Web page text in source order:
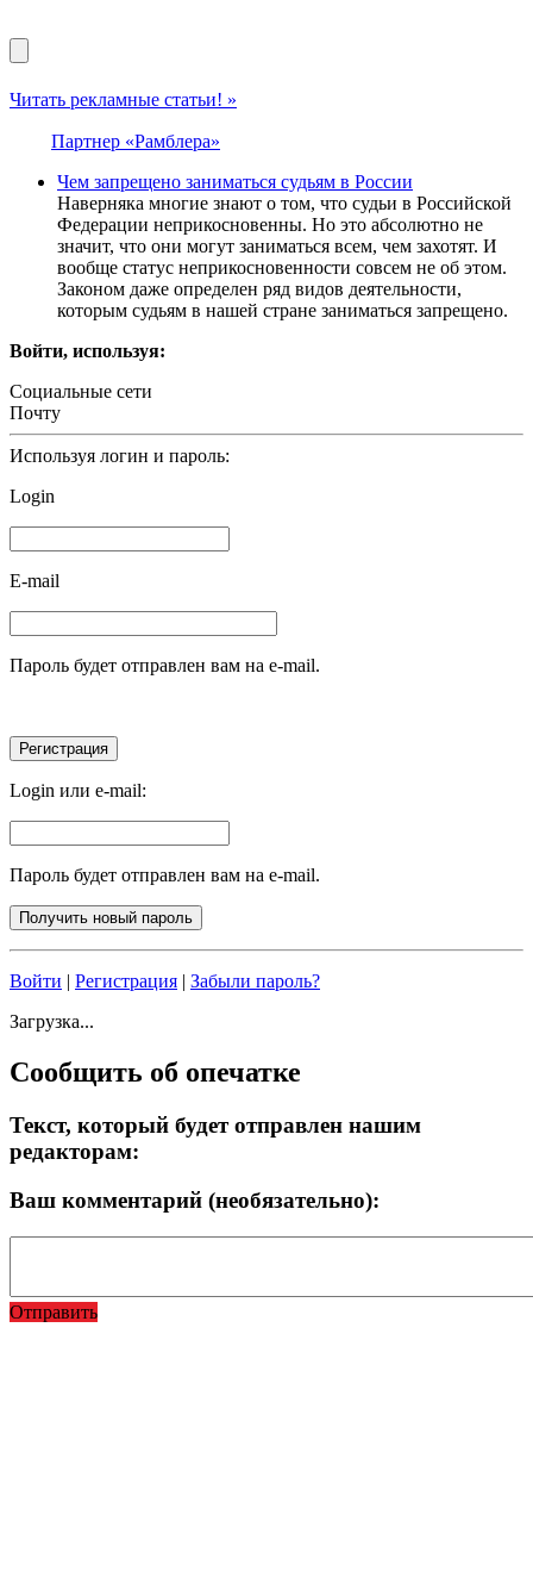
Читать рекламные статьи! »
Партнер «Рамблера»
Чем запрещено заниматься судьям в России
Наверняка многие знают о том, что судьи в Российской
Федерации неприкосновенны. Но это абсолютно не
значит, что они могут заниматься всем, чем захотят. И
вообще статус неприкосновенности совсем не об этом.
Законом даже определен ряд видов деятельности,
которым судьям в нашей стране заниматься запрещено.
Войти, используя:
Социальные сети
Почту
Используя логин и пароль:
Login
E-mail
Пароль будет отправлен вам на e-mail.
Login или e-mail:
Пароль будет отправлен вам на e-mail.
Войти | Регистрация | Забыли пароль?
Загрузка...
Сообщить об опечатке
Текст, который будет отправлен нашим
редакторам:
Ваш комментарий (необязательно):
Отправить